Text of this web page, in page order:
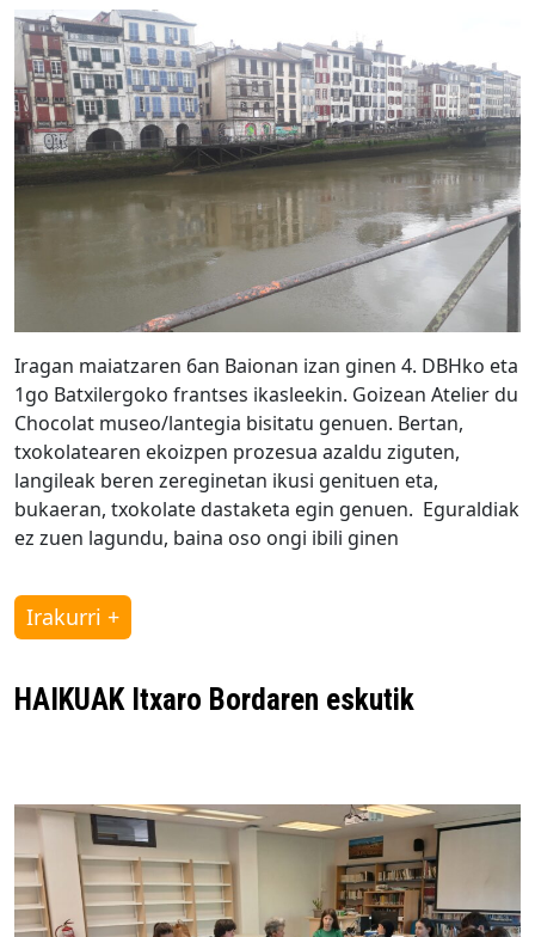
Iragan maiatzaren 6an Baionan izan ginen 4. DBHko eta
1go Batxilergoko frantses ikasleekin. Goizean Atelier du
Chocolat museo/lantegia bisitatu genuen. Bertan,
txokolatearen ekoizpen prozesua azaldu ziguten,
langileak beren zereginetan ikusi genituen eta,
bukaeran, txokolate dastaketa egin genuen. Eguraldiak
ez zuen lagundu, baina oso ongi ibili ginen
Irakurri +
HAIKUAK Itxaro Bordaren eskutik